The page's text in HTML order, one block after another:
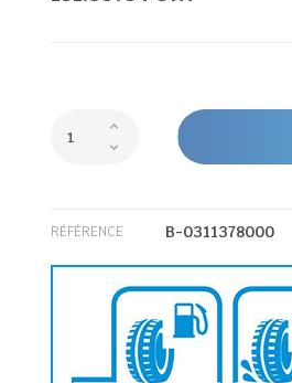
RÉFÉRENCE B-0311378000